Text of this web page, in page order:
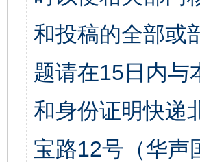
和投稿的全部或
题请在15日内与
和身份证明快递
宝路12号（华声